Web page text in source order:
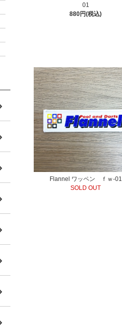
01
880円(税込)
Flannel ワッペン ｆｗ-01
SOLD OUT